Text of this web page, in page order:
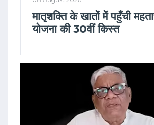
मातृशक्ति के खातों में पहुँची
योजना की 30वीं किस्त